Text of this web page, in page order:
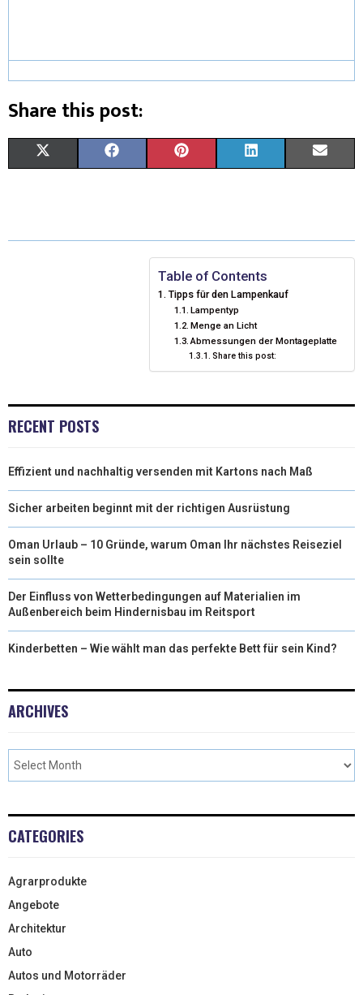
Share this post:
W E T
R
E
S
K
D
N
I
Table of Contents
Tipps für den Lampenkauf
Lampentyp
Menge an Licht
Abmessungen der Montageplatte
Share this post:
RECENT POSTS
Effizient und nachhaltig versenden mit Kartons nach Maß
Sicher arbeiten beginnt mit der richtigen Ausrüstung
Oman Urlaub – 10 Gründe, warum Oman Ihr nächstes Reiseziel
sein sollte
Der Einfluss von Wetterbedingungen auf Materialien im
Außenbereich beim Hindernisbau im Reitsport
Kinderbetten – Wie wählt man das perfekte Bett für sein Kind?
ARCHIVES
CATEGORIES
Agrarprodukte
Angebote
Architektur
Auto
Autos und Motorräder